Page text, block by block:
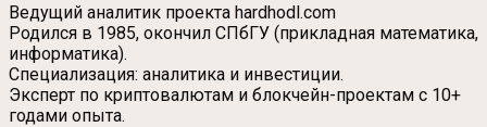
Ведущий аналитик проекта hardhodl.com
Родился в 1985, окончил СПбГУ (прикладная математика,
информатика).
Специализация: аналитика и инвестиции.
Эксперт по криптовалютам и блокчейн-проектам с 10+
годами опыта.